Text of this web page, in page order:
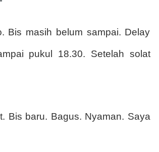
Bis masih belum sampai. Delay
pukul 18.30. Setelah solat
Bis baru. Bagus. Nyaman. Saya